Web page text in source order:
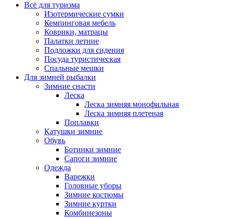
Всё для туризма
Изотермические сумки
Кемпинговая мебель
Коврики, матрацы
Палатки летние
Подложки для сидения
Посуда туристическая
Спальные мешки
Для зимней рыбалки
Зимние снасти
Леска
Леска зимняя монофильная
Леска зимняя плетеная
Поплавки
Катушки зимние
Обувь
Ботинки зимние
Сапоги зимние
Одежда
Варежки
Головные уборы
Зимние костюмы
Зимние куртки
Комбинезоны